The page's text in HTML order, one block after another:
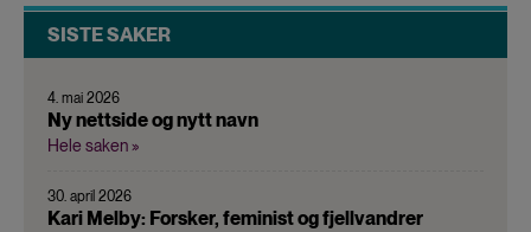
SISTE SAKER
4. mai 2026
Ny nettside og nytt navn
Hele saken »
30. april 2026
Kari Melby: Forsker, feminist og fjellvandrer